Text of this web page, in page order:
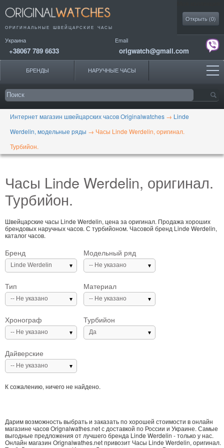
ОРИГИНАЛЬНЫЕ ШВЕЙЦАРСКИЕ ЧАСЫ
Украина
+38067 789 6633
Email
origwatch@gmail.com
Открыть (0)
БРЕНДЫ НАРУЧНЫЕ ЧАСЫ
Интернет магазин швейцарских часов Originalwatches → Linde
Werdelin, модельные ряды → Часы Linde Werdelin, оригинал.
Турбийон.
Часы Linde Werdelin, оригинал.
Турбийон.
Швейцарские часы Linde Werdelin, цена за оригинал. Продажа хороших
брендовых наручных часов. С турбийоном. Часовой бренд Linde Werdelin,
каталог часов.
Бренд
Linde Werdelin
Модельный ряд
-- Не указано
Тип
-- Не указано
Материал
-- Не указано
Хронограф
-- Не указано
Турбийон
Да
Дайверские
-- Не указано
К сожалению, ничего не найдено.
Дарим возможность выбрать и заказать по хорошей стоимости в онлайн
магазине часов Orignalwathes.net с доставкой по России и Украине. Самые
выгодные предложения от лучшего бренда Linde Werdelin - только у нас.
Онлайн магазин Orignalwathes.net привозит Часы Linde Werdelin, оригинал.